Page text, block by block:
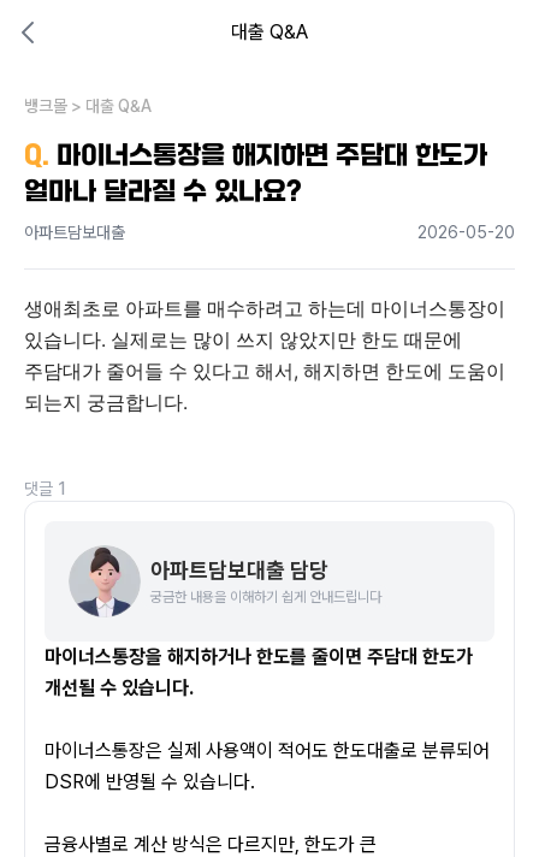
대출 Q&A
내 상황엔 어떤 방법이 있을까?
뱅크몰 > 대출 Q&A
Q. 마이너스통장을 해지하면 주담대 한도가
얼마나 달라질 수 있나요?
아파트담보대출 2026-05-20
생애최초로 아파트를 매수하려고 하는데 마이너스통장이
있습니다. 실제로는 많이 쓰지 않았지만 한도 때문에
주담대가 줄어들 수 있다고 해서, 해지하면 한도에 도움이
되는지 궁금합니다.
댓글 1
아파트담보대출 담당
궁금한 내용을 이해하기 쉽게 안내드립니다
마이너스통장을 해지하거나 한도를 줄이면 주담대 한도가
개선될 수 있습니다.
마이너스통장은 실제 사용액이 적어도 한도대출로 분류되어
DSR에 반영될 수 있습니다.
금융사별로 계산 방식은 다르지만, 한도가 큰